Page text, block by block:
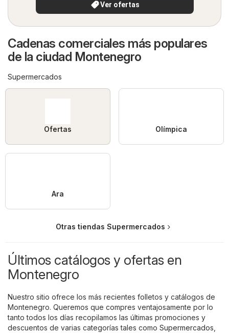
Ver ofertas
Cadenas comerciales más populares
de la ciudad Montenegro
Supermercados
Ofertas Olímpica
Ara
Otras tiendas Supermercados
Últimos catálogos y ofertas en
Montenegro
Nuestro sitio ofrece los más recientes folletos y catálogos de
Montenegro. Queremos que compres ventajosamente por lo
tanto todos los días recopilamos las últimas promociones y
descuentos de varias categorías tales como Supermercados